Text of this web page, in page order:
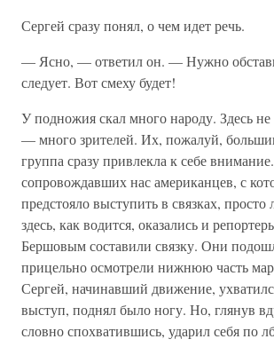
Сергей сразу понял, о чем идет речь.
— Ясно, — ответил он. — Нужно
следует. Вот смеху будет!
У подножия скал много народу. Здесь не
— много зрителей. Их, пожалуй,
группа сразу привлекла к себе
сопровождавших нас американцев, с
предстояло выступить в связках,
здесь, как водится, оказались и
Бершовым составили связку. Они
прицельно осмотрели нижнюю часть
Сергей, начинавший движение,
выступ, поднял было ногу. Но, глянув
словно спохватившись, ударил себя по